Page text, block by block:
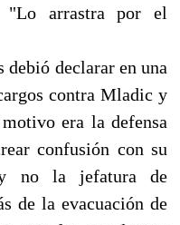
"Lo arrastra por el
debió declarar en una
contra Mladic y
era la defensa
confusión con su
no la jefatura de
de la evacuación de